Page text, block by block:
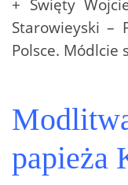
+ Święty
Starowieyski –
Polsce. Módlcie
papieża